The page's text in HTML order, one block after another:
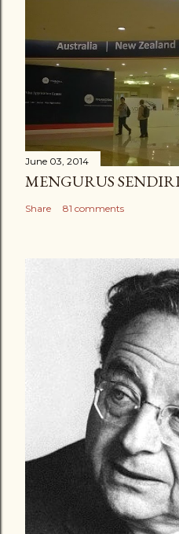
June 03, 2014
MENGURUS
Share 81 comments